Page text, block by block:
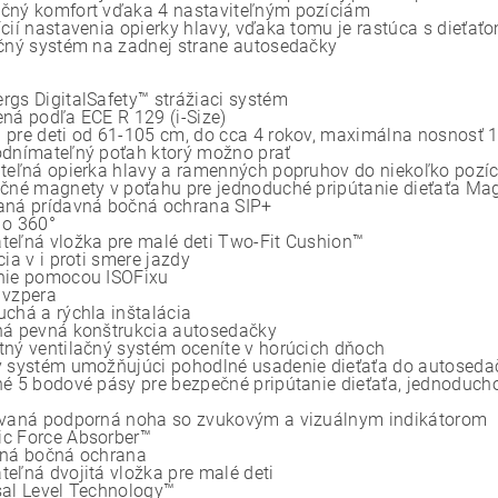
komfort vďaka 4 nastaviteľným pozíciám
nastavenia opierky hlavy, vďaka tomu je rastúca s
systém na zadnej strane autosedačky
DigitalSafety™ strážiaci systém
podľa ECE R 129 (i-Size)
pre deti od 61-105 cm, do cca 4 rokov, maximálna nosnosť
poťah ktorý možno prať
opierka hlavy a ramenných popruhov do niekoľko
magnety v poťahu pre jednoduché pripútanie dieťaťa
prídavná bočná ochrana SIP+
360°
vložka pre malé deti Two-Fit Cushion™
v i proti smere jazdy
pomocou ISOFixu
a rýchla inštalácia
pevná konštrukcia autosedačky
ventilačný systém oceníte v horúcich dňoch
systém umožňujúci pohodlné usadenie dieťaťa do
5 bodové pásy pre bezpečné pripútanie dieťaťa,
podporná noha so zvukovým a vizuálnym indikátorom
Force Absorber™
bočná ochrana
dvojitá vložka pre malé deti
Level Technology™